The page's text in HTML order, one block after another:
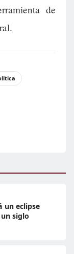
de
un eclipse
siglo